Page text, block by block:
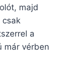
majd
csak
a
már vérben